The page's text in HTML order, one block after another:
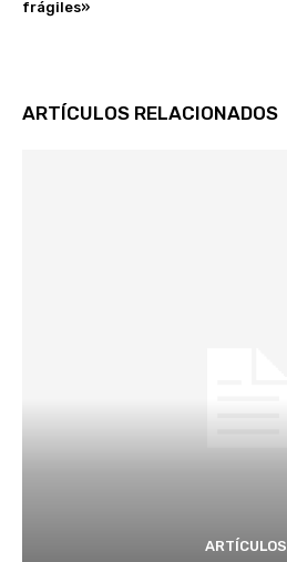
frágiles»
ARTÍCULOS RELACIONADOS
ARTÍCULOS